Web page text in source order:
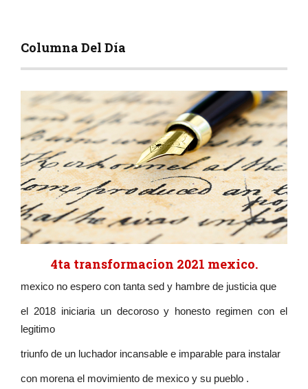
Columna Del Día
4ta transformacion 2021 mexico.
mexico no espero con tanta sed y hambre de justicia que
el 2018 iniciaria un decoroso y honesto regimen con el
legitimo
triunfo de un luchador incansable e imparable para instalar
con morena el movimiento de mexico y su pueblo .